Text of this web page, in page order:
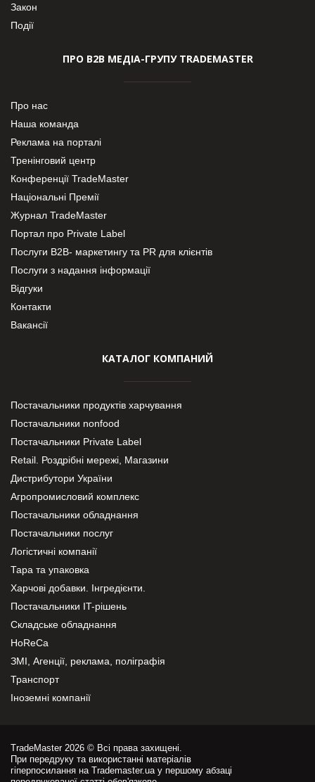
Закон
Події
ПРО В2В МЕДІА-ГРУПУ TRADEMASTER
Про нас
Наша команда
Реклама на порталі
Тренінговий центр
Конференції TradeMaster
Національні Премії
Журнал TradeMaster
Портал про Private Label
Послуги В2В- маркетингу та PR для клієнтів
Послуги з надання інформації
Відгуки
Контакти
Вакансії
КАТАЛОГ КОМПАНИЙ
Постачальники продуктів харчування
Постачальники nonfood
Постачальники Private Label
Retail. Роздрібні мережі, Магазини
Дистрибутори України
Агропромисловий комплекс
Постачальники обладнання
Постачальники послуг
Логістичні компанії
Тара та упаковка
Харчові добавки. Інгредієнти.
Постачальники IT-рішень
Складське обладнання
HoReCa
ЗМІ, Агенції, реклама, поліграфія
Транспорт
Іноземні компанії
TradeMaster 2026 © Всі права захищені.
При передруку та використанні матеріалів
гіперпосилання на Trademaster.ua у першому абзаці